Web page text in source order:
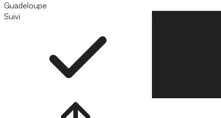
Guadeloupe
Suivi